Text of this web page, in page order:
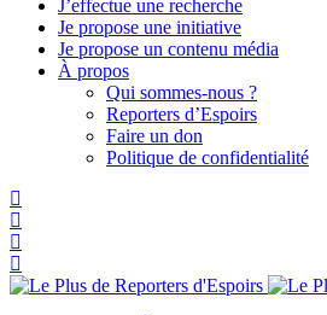
J’effectue une recherche
Je propose une initiative
Je propose un contenu média
À propos
Qui sommes-nous ?
Reporters d’Espoirs
Faire un don
Politique de confidentialité